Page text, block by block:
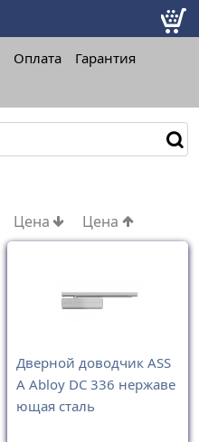
Оплата
Гарантия
Цена Цена
Дверной доводчик ASS
A Abloy DC 336 нержаве
ющая сталь